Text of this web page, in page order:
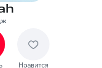
Нравится